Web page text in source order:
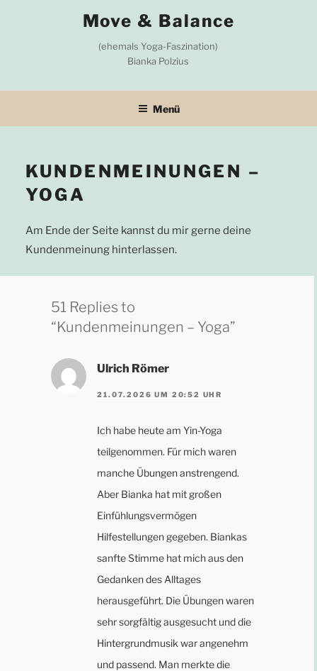
Move & Balance
(ehemals Yoga-Faszination)
Bianka Polzius
Menü
KUNDENMEINUNGEN –
YOGA
Am Ende der Seite kannst du mir gerne deine
Kundenmeinung hinterlassen.
51 Replies to
“Kundenmeinungen – Yoga”
Ulrich Römer
21.07.2026 UM 20:52 UHR
Ich habe heute am Yin-Yoga
teilgenommen. Für mich waren
manche Übungen anstrengend.
Aber Bianka hat mit großen
Einfühlungsvermögen
Hilfestellungen gegeben. Biankas
sanfte Stimme hat mich aus den
Gedanken des Alltages
herausgeführt. Die Übungen waren
sehr sorgfältig ausgesucht und die
Hintergrundmusik war angenehm
und passend. Man merkte die